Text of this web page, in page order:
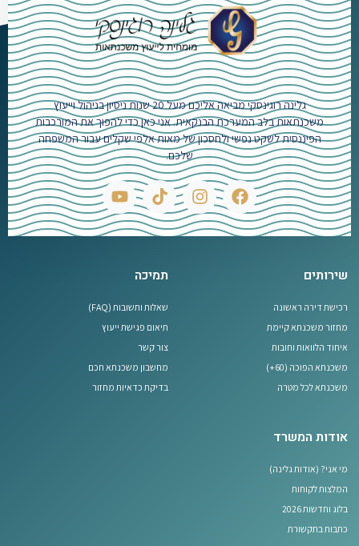
גלינה רוגינסקי מביאה אליכם מעל 20 שנות ניסיון בניהול וייעוץ
משכנתאות בלב המערכת הבנקאית. אני כאן כדי להפוך את המורכבות
הפיננסית לשקט נפשי ולחסכון של מאות אלפי שקלים עבור המשפחה
שלכם.
שירותים
רכישת דירה ראשונה
מחזור משכנתא קיימת
איחוד הלוואות וחובות
משכנתא הפוכה (60+)
משכנתא לכל מטרה
תמיכה
שאלות ותשובות (FAQ)
תיאום פגישת ייעוץ
צור קשר
מחשבון משכנתא חכם
בדיקת כדאיות מחזור
אודות המשרד
מי אני? (אודות גלינה)
המלצות לקוחות
בלוג וחדשות 2026
כתבות בתקשורת